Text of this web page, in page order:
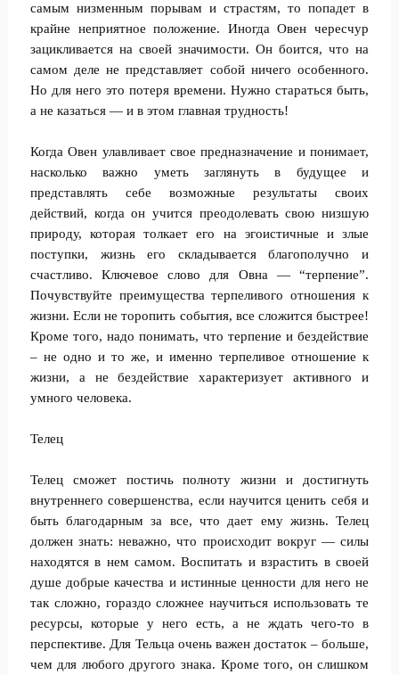
самым низменным порывам и страстям, то попадет в
крайне неприятное положение. Иногда Овен чересчур
зацикливается на своей значимости. Он боится, что на
самом деле не представляет собой ничего особенного.
Но для него это потеря времени. Нужно стараться быть,
а не казаться — и в этом главная трудность!
Когда Овен улавливает свое предназначение и понимает,
насколько важно уметь заглянуть в будущее и
представлять себе возможные результаты своих
действий, когда он учится преодолевать свою низшую
природу, которая толкает его на эгоистичные и злые
поступки, жизнь его складывается благополучно и
счастливо. Ключевое слово для Овна — “терпение”.
Почувствуйте преимущества терпеливого отношения к
жизни. Если не торопить события, все сложится быстрее!
Кроме того, надо понимать, что терпение и бездействие
– не одно и то же, и именно терпеливое отношение к
жизни, а не бездействие характеризует активного и
умного человека.
Телец
Телец сможет постичь полноту жизни и достигнуть
внутреннего совершенства, если научится ценить себя и
быть благодарным за все, что дает ему жизнь. Телец
должен знать: неважно, что происходит вокруг — силы
находятся в нем самом. Воспитать и взрастить в своей
душе добрые качества и истинные ценности для него не
так сложно, гораздо сложнее научиться использовать те
ресурсы, которые у него есть, а не ждать чего-то в
перспективе. Для Тельца очень важен достаток – больше,
чем для любого другого знака. Кроме того, он слишком